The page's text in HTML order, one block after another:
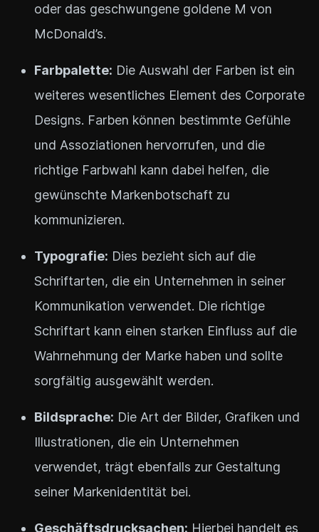
oder das geschwungene goldene M von
McDonald’s.
Farbpalette: Die Auswahl der Farben ist ein
weiteres wesentliches Element des Corporate
Designs. Farben können bestimmte Gefühle
und Assoziationen hervorrufen, und die
richtige Farbwahl kann dabei helfen, die
gewünschte Markenbotschaft zu
kommunizieren.
Typografie: Dies bezieht sich auf die
Schriftarten, die ein Unternehmen in seiner
Kommunikation verwendet. Die richtige
Schriftart kann einen starken Einfluss auf die
Wahrnehmung der Marke haben und sollte
sorgfältig ausgewählt werden.
Bildsprache: Die Art der Bilder, Grafiken und
Illustrationen, die ein Unternehmen
verwendet, trägt ebenfalls zur Gestaltung
seiner Markenidentität bei.
Geschäftsdrucksachen: Hierbei handelt es